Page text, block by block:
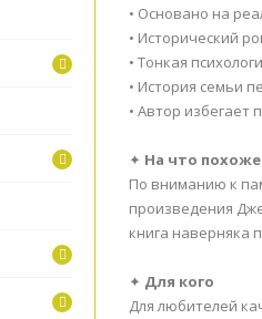
• Основано на
• Исторический
• Тонкая
• История семьи
• Автор избегает
✦ На что похоже
По вниманию к
произведения
книга наверняка
✦ Для кого
Для любителей